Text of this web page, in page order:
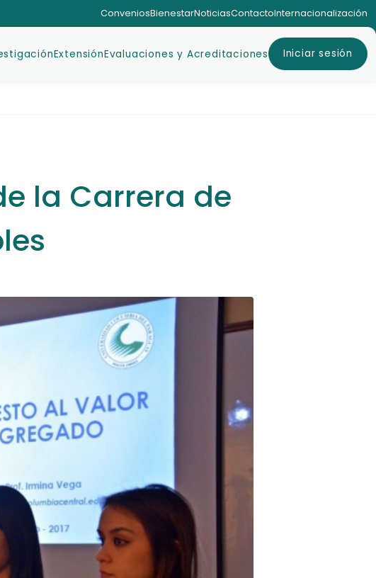
ConveniosBienestarNoticiasContactoInternacionalización
ExtensiónEvaluaciones y Acreditaciones Iniciar sesión
la Carrera de